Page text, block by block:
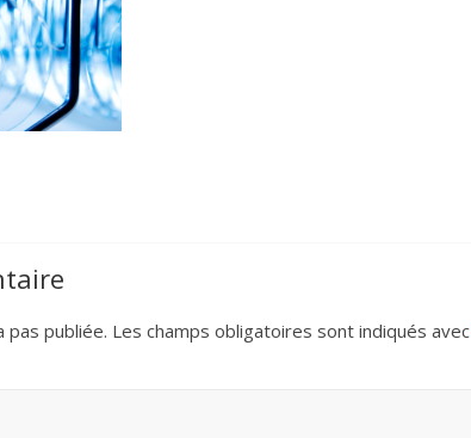
pas publiée. Les champs obligatoires sont indiqués avec